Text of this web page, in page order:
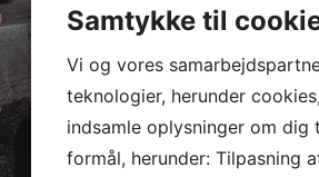
Samtykke til
Vi og vores
teknologier, herunder
indsamle oplysninger om dig
formål, herunder: Tilpasning